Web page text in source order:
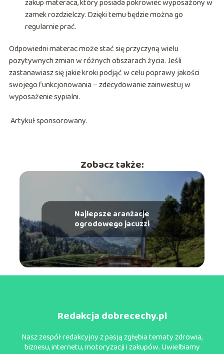
zakup materaca, który posiada pokrowiec wyposażony w
zamek rozdzielczy. Dzięki temu będzie można go
regularnie prać.
Odpowiedni materac może stać się przyczyną wielu
pozytywnych zmian w różnych obszarach życia. Jeśli
zastanawiasz się jakie kroki podjąć w celu poprawy jakości
swojego funkcjonowania – zdecydowanie zainwestuj w
wyposażenie sypialni.
Artykuł sponsorowany.
Zobacz także:
Najlepsze aranżacje
ogrodowego jacuzzi
Redakcja dobrecechy.pl
Nasz zespół redakcyjny z pasją zgłębia tematy zdrowia,
biznesu, internetu, motoryzacji i zakupów. Uwielbiamy